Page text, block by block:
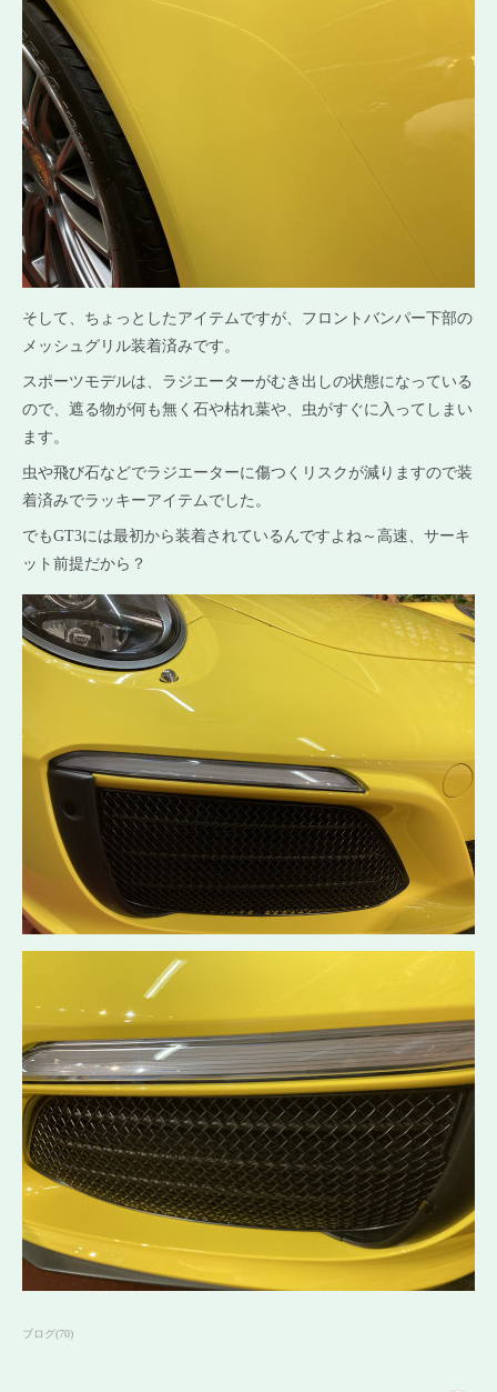
そして、ちょっとしたアイテムですが、フロントバンパー下部の
メッシュグリル装着済みです。
スポーツモデルは、ラジエーターがむき出しの状態になっている
ので、遮る物が何も無く石や枯れ葉や、虫がすぐに入ってしまい
ます。
虫や飛び石などでラジエーターに傷つくリスクが減りますので装
着済みでラッキーアイテムでした。
でもGT3には最初から装着されているんですよね～高速、サーキ
ット前提だから？
ブログ(70)